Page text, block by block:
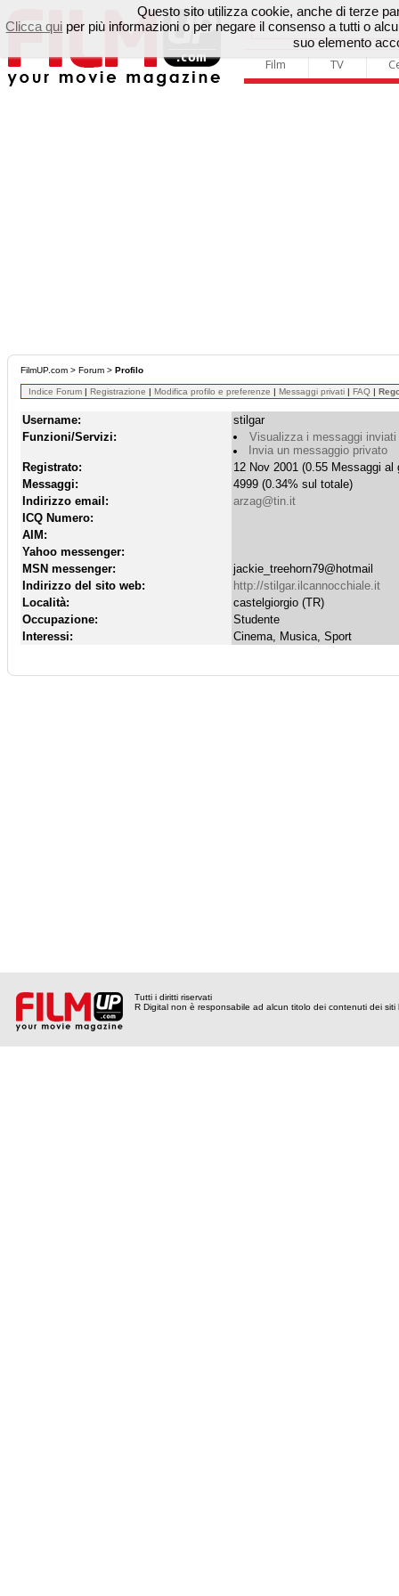
Film TV
FilmUP.com > Forum > Profilo
Indice Forum | Registrazione | Modifica profilo e preferenze | Messaggi privati | FAQ |
Username:
stilgar
Funzioni/Servizi:
Visualizza i messaggi
Invia un messaggio privato
Registrato:
12 Nov 2001 (0.55 Messaggi al
Messaggi:
4999 (0.34% sul totale)
Indirizzo email:
arzag@tin.it
ICQ Numero:
AIM:
Yahoo messenger:
MSN messenger:
jackie_treehorn79@hotmail
Indirizzo del sito web:
http://stilgar.ilcannocchiale.it
Località:
castelgiorgio (TR)
Occupazione:
Studente
Interessi:
Cinema, Musica, Sport
Tutti i diritti riservati
R Digital non è responsabile ad alcun titolo dei contenuti dei siti
Questo sito utilizza cookie, anche di terze
Clicca qui per più informazioni o per negare il consenso a tutti o
suo elemento